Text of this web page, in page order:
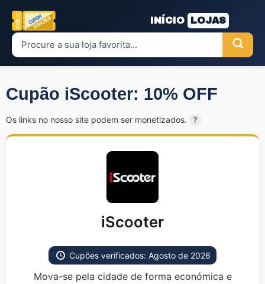
INÍCIO LOJAS
Cupão iScooter: 10% OFF
Os links no nosso site podem ser monetizados. ?
iScooter
Cupões verificados: Agosto de 2026
Mova-se pela cidade de forma económica e